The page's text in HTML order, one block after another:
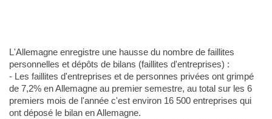
L'Allemagne enregistre une hausse du nombre de faillites
personnelles et dépôts de bilans (faillites d'entreprises) :
- Les faillites d'entreprises et de personnes privées ont grimpé
de 7,2% en Allemagne au premier semestre, au total sur les 6
premiers mois de l'année c'est environ 16 500 entreprises qui
ont déposé le bilan en Allemagne.